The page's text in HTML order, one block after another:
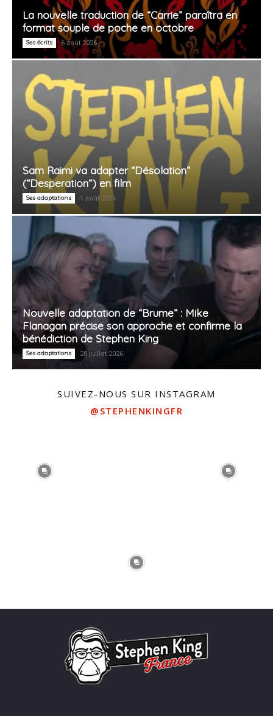
La nouvelle traduction de “Carrie” paraîtra en
format souple de poche en octobre
Ses écrits 6 août 2026
Sam Raimi va adapter “Désolation”
(“Desperation”) en film
Ses adaptations 1 août 2026
Nouvelle adaptation de “Brume” : Mike
Flanagan précise son approche et confirme la
bénédiction de Stephen King
Ses adaptations 28 juillet 2026
SUIVEZ-NOUS SUR INSTAGRAM
@STEPHENKINGFR